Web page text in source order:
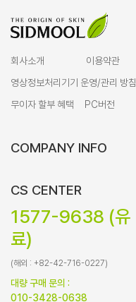
회사소개 이용약관
영상정보처리기기 운영/관리 방침
무이자 할부 혜택
PC버전
COMPANY INFO
CS CENTER
1577-9638 (유
료)
(해외 : +82-42-716-0227)
대량 구매 문의 :
010-3428-0638